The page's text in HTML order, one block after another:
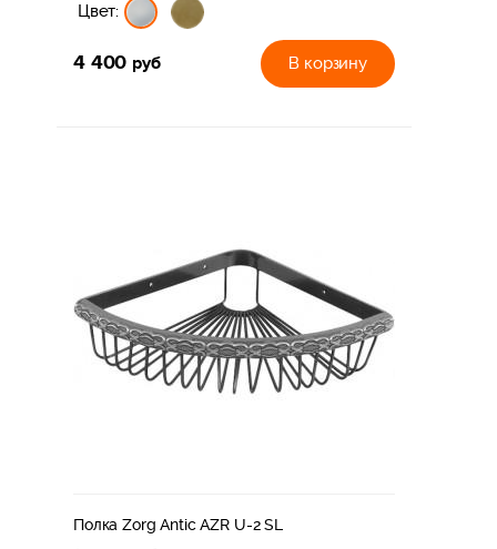
Цвет:
4 400 руб В корзину
Полка Zorg Antic AZR U-2 SL